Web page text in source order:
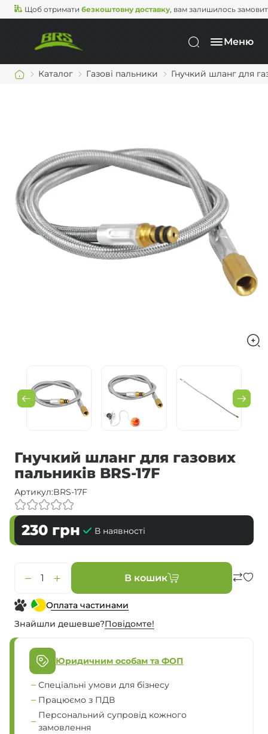
Щоб отримати безкоштовну доставку, вам залишилось
Меню
Каталог Газові пальники Гнучкий шланг для
Гнучкий шланг для газових
пальників BRS-17F
Артикул:BRS-17F
230 грн В наявності
В кошик
Оплата частинами
Знайшли дешевше?Повiдомте!
Юридичним особам та ФОП
Спеціальні умови для бізнесу
Працюємо з ПДВ
Персональний супровід кожного
замовлення